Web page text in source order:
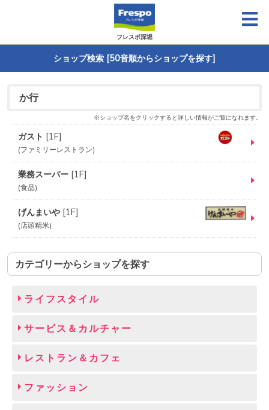
フレスポ深堀
ショップ検索 [50音順からショップを探す]
か行
※ショップ名をクリックすると詳しい情報がご覧になれます。
ガスト [1F]
ファミリーレストラン
業務スーパー [1F]
食品
げんまいや [1F]
店頭精米
カテゴリーからショップを探す
ライフスタイル
サービス＆カルチャー
レストラン＆カフェ
ファッション